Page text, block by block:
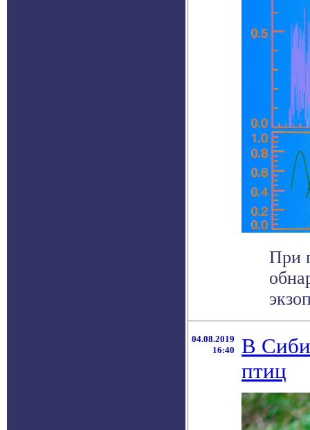
При
04.08.2019
16:40
В
птиц